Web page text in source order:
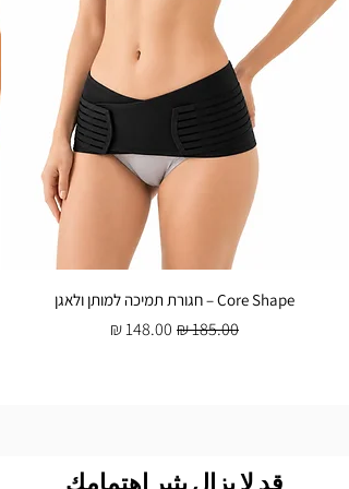
Core Shape – חגורת תמיכה למותן ולאגן
سعر عاديسعر البيع
قد لا يزال يثير اهتمامك